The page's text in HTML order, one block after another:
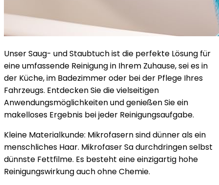
Unser Saug- und Staubtuch ist die perfekte Lösung für
eine umfassende Reinigung in Ihrem Zuhause, sei es in
der Küche, im Badezimmer oder bei der Pflege Ihres
Fahrzeugs. Entdecken Sie die vielseitigen
Anwendungsmöglichkeiten und genießen Sie ein
makelloses Ergebnis bei jeder Reinigungsaufgabe.
Kleine Materialkunde: Mikrofasern sind dünner als ein
menschliches Haar. Mikrofaser Sa durchdringen selbst
dünnste Fettfilme. Es besteht eine einzigartig hohe
Reinigungswirkung auch ohne Chemie.